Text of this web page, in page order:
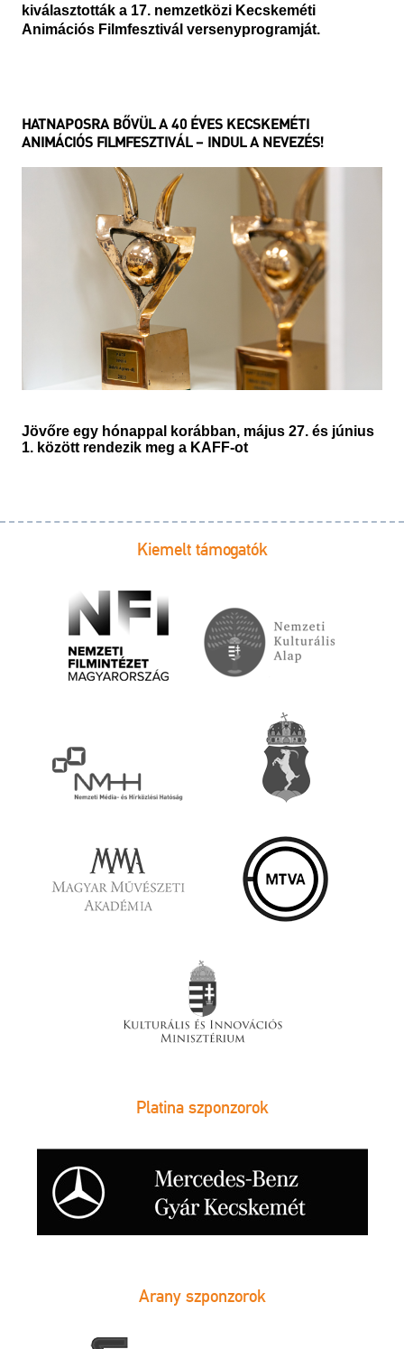
kiválasztották a 17. nemzetközi Kecskeméti
Animációs Filmfesztivál versenyprogramját.
HATNAPOSRA BŐVÜL A 40 ÉVES KECSKEMÉTI
ANIMÁCIÓS FILMFESZTIVÁL – INDUL A NEVEZÉS!
Jövőre egy hónappal korábban, május 27. és június
1. között rendezik meg a KAFF-ot
Kiemelt támogatók
Platina szponzorok
Arany szponzorok